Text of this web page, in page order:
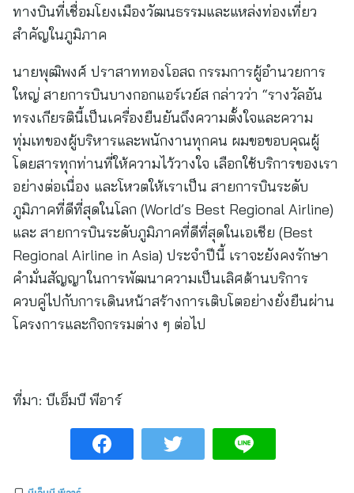
ทางบินที่เชื่อมโยงเมืองวัฒนธรรมและแหล่งท่องเที่ยว
สำคัญในภูมิภาค
นายพุฒิพงศ์ ปราสาททองโอสถ กรรมการผู้อำนวยการ
ใหญ่ สายการบินบางกอกแอร์เวย์ส กล่าวว่า “รางวัลอัน
ทรงเกียรตินี้เป็นเครื่องยืนยันถึงความตั้งใจและความ
ทุ่มเทของผู้บริหารและพนักงานทุกคน ผมขอขอบคุณผู้
โดยสารทุกท่านที่ให้ความไว้วางใจ เลือกใช้บริการของเรา
อย่างต่อเนื่อง และโหวตให้เราเป็น สายการบินระดับ
ภูมิภาคที่ดีที่สุดในโลก (World’s Best Regional Airline)
และ สายการบินระดับภูมิภาคที่ดีที่สุดในเอเชีย (Best
Regional Airline in Asia) ประจำปีนี้ เราจะยังคงรักษา
คำมั่นสัญญาในการพัฒนาความเป็นเลิศด้านบริการ
ควบคู่ไปกับการเดินหน้าสร้างการเติบโตอย่างยั่งยืนผ่าน
โครงการและกิจกรรมต่าง ๆ ต่อไป
ที่มา: บีเอ็มบี พีอาร์